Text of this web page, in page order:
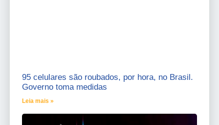
95 celulares são roubados, por hora, no Brasil.
Governo toma medidas
Leia mais »